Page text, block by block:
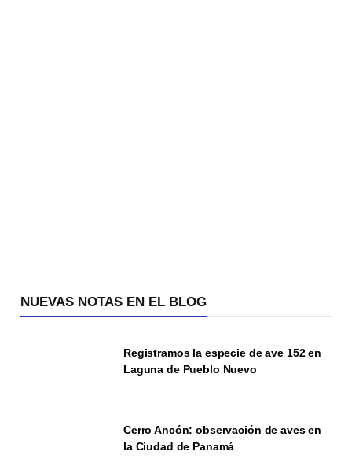
NUEVAS NOTAS EN EL BLOG
Registramos la especie de ave 152 en
Laguna de Pueblo Nuevo
Cerro Ancón: observación de aves en
la Ciudad de Panamá